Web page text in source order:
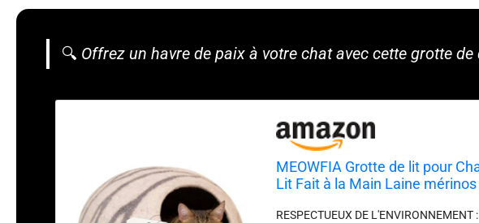
🔍 Offrez un havre de paix à votre chat avec cette grotte de
MEOWFIA Grotte de lit pour
Lit Fait à la Main Laine
RESPECTUEUX DE